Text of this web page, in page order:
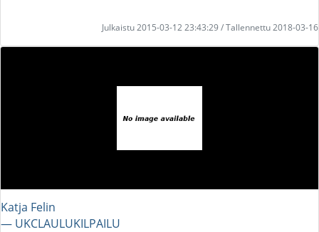
Julkaistu 2015-03-12 23:43:29 / Tallennettu 2018-03-16
Katja Felin
― UKCLAULUKILPAILU